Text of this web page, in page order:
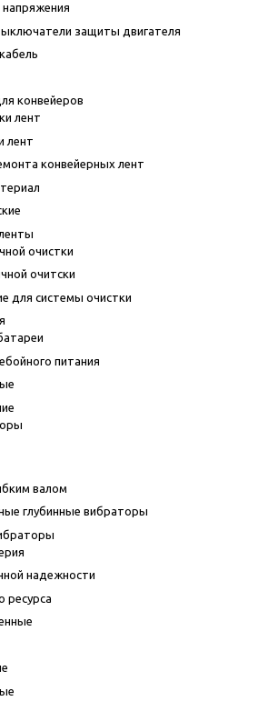
защиты двигателя
конвейеров
лент
лент
конвейерных лент
очистки
очитски
для системы очистки
питания
валом
глубинные вибраторы
надежности
ресурса